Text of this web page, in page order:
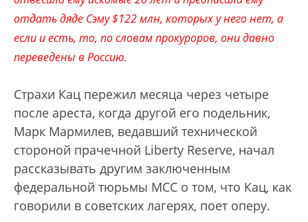
отдать дяде Сэму $122 млн, которых у него нет, а
если и есть, то, по словам прокуроров, они давно
переведены в Россию.
Страхи Кац пережил месяца через четыре
после ареста, когда другой его подельник,
Марк Мармилев, ведавший технической
стороной прачечной Liberty Reserve, начал
рассказывать другим заключенным
федеральной тюрьмы МСС о том, что Кац, как
говорили в советских лагерях, поет оперу.